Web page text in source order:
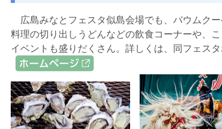
広島みなとフェスタ似島会場でも、バウムク
料理の切り出しうどんなどの飲食コーナーや、
イベントも盛りだくさん。詳しくは、同フェスタ
link